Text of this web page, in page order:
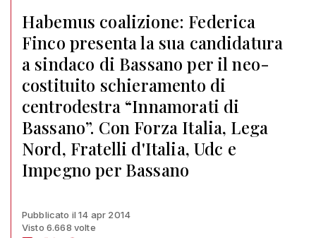
Habemus coalizione: Federica
Finco presenta la sua candidatura
a sindaco di Bassano per il neo-
costituito schieramento di
centrodestra “Innamorati di
Bassano”. Con Forza Italia, Lega
Nord, Fratelli d'Italia, Udc e
Impegno per Bassano
Pubblicato il 14 apr 2014
Visto 6.668 volte